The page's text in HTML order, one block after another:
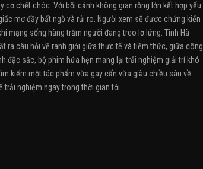
chết chóc. Với bối cảnh không gian rộng lớn kết hợp yếu
mơ đầy bất ngờ và rủi ro. Người xem sẽ được chứng kiến
mạng sống hàng trăm người đang treo lơ lửng. Tinh Hà
ra câu hỏi về ranh giới giữa thực tế và tiềm thức, giữa công
đặc sắc, bộ phim hứa hẹn mang lại trải nghiệm giải trí khó
kiếm một tác phẩm vừa gay cấn vừa giàu chiều sâu về
nghiệm ngay trong thời gian tới.